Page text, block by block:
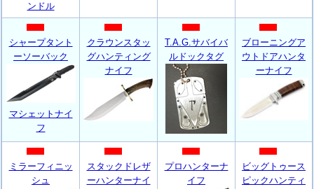
ンドル
シャープタント
ーソーバック
マシェットナイ
フ
クラウンスタッ
グハンティング
ナイフ
T.A.G.サバイバ
ルドックタグ
ブローニングア
ウトドアハンタ
ーナイフ
ミラーフィニッ
シュ
スタックドレザ
ーハンターナイ
プロハンターナ
イフ
ビッグトゥース
ピックハンティ